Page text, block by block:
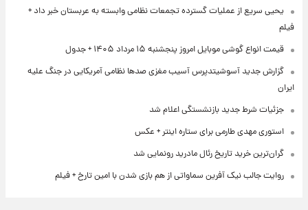
یحیی سریع از عملیات گسترده تجمعات نظامی وابسته به عربستان خبر داد +
فیلم
قیمت انواع گوشی موبایل امروز پنجشنبه ۱۵ مرداد ۱۴۰۵ + جدول
گزارش جدید آسوشیتدپرس آسیب مغزی صدها نظامی آمریکایی در جنگ علیه
ایران
جزئیات شرط جدید بازنشستگی اعلام شد
استوری مهدی طارمی برای ستاره اینتر + عکس
گران‌ترین خرید تاریخ رئال مادرید رونمایی شد
روایت جالب نیک آفرین سماواتی از هم بازی شدن با امین تارخ + فیلم